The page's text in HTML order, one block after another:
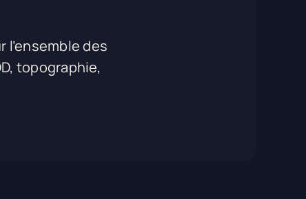
l’ensemble des
topographie,